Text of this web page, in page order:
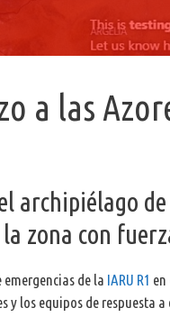
a las
archipiélago
zona con
de la IARU R1
los equipos de respuesta a